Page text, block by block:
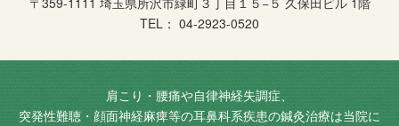
TEL： 04-2923-0520
肩こり・腰痛や自律神経失調症、
突発性難聴・顔面神経麻痺等の耳鼻科系疾患の鍼灸治療は当院に